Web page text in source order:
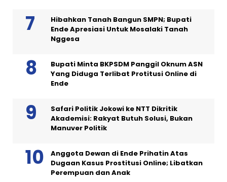
Hibahkan Tanah Bangun SMPN; Bupati
Ende Apresiasi Untuk Mosalaki Tanah
Nggesa
Bupati Minta BKPSDM Panggil Oknum ASN
Yang Diduga Terlibat Protitusi Online di
Ende
Safari Politik Jokowi ke NTT Dikritik
Akademisi: Rakyat Butuh Solusi, Bukan
Manuver Politik
Anggota Dewan di Ende Prihatin Atas
Dugaan Kasus Prostitusi Online; Libatkan
Perempuan dan Anak